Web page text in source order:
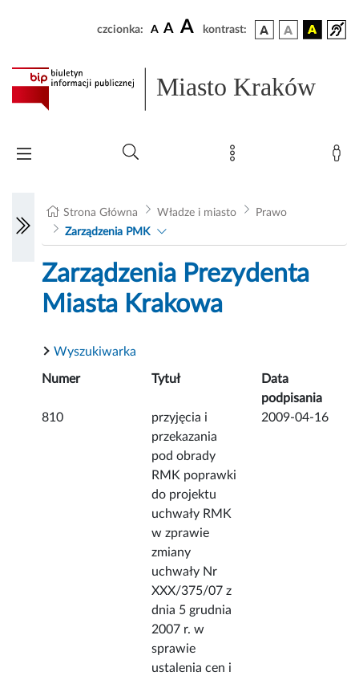
czcionka: A A A kontrast:
Miasto Kraków
Strona Główna Władze i miasto
Prawo
Zarządzenia PMK
Zarządzenia Prezydenta
Miasta Krakowa
Wyszukiwarka
Numer Tytuł
Data
podpisania
810
przyjęcia i
przekazania
pod obrady
RMK poprawki
do projektu
uchwały RMK
w zprawie
zmiany
uchwały Nr
XXX/375/07 z
dnia 5 grudnia
2007 r. w
sprawie
ustalenia cen i
2009-04-16